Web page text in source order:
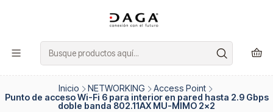
Inicio NETWORKING
Access Point
Punto de acceso Wi-Fi 6 para interior en pared hasta 2.9 Gbps
doble banda 802.11AX MU-MIMO 2x2